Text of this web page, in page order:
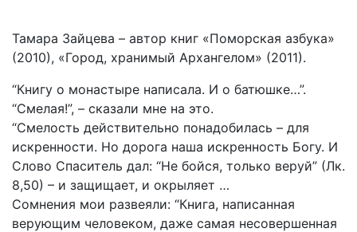
Тамара Зайцева – автор книг «Поморская азбука»
(2010), «Город, хранимый Архангелом» (2011).
“Книгу о монастыре написала. И о батюшке…”.
“Смелая!”, – сказали мне на это.
“Смелость действительно понадобилась – для
искренности. Но дорога наша искренность Богу. И
Слово Спаситель дал: “Не бойся, только веруй” (Лк.
8,50) – и защищает, и окрыляет …
Сомнения мои развеяли: “Книга, написанная
верующим человеком, даже самая несовершенная